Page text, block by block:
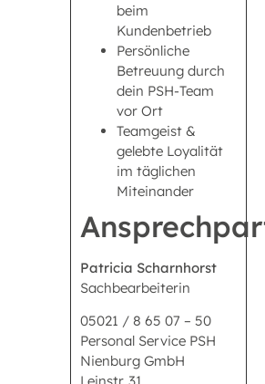
beim
Kundenbetrieb
Persönliche
Betreuung durch
dein PSH-Team
vor Ort
Teamgeist &
gelebte Loyalität
im täglichen
Miteinander
Patricia Scharnhorst
Sachbearbeiterin
05021 / 8 65 07 – 50
Personal Service PSH
Nienburg GmbH